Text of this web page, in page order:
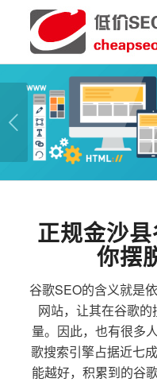
正规金沙
你摆
谷歌SEO的含义就是
网站，让其在谷歌
量。因此，也有很多
歌搜索引擎占据近七
能越好，积累到的谷